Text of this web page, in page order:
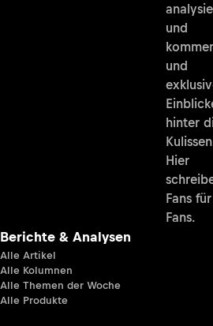
und
und
hinter
Kulissen.
Hier
Fans für
Fans.
Berichte & Analysen
Alle Artikel
Alle Kolumnen
Alle Themen der Woche
Alle Produkte